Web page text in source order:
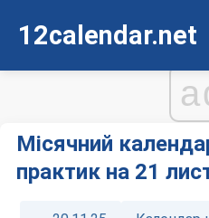
12calendar.net
Місячний
практик на 21